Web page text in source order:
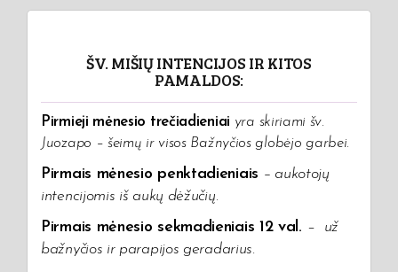
ŠV. MIŠIŲ INTENCIJOS IR KITOS
PAMALDOS:
Pirmieji mėnesio trečiadieniai yra skiriami šv.
Juozapo – šeimų ir visos Bažnyčios globėjo garbei.
Pirmais mėnesio penktadieniais – aukotojų
intencijomis iš aukų dėžučių.
Pirmais mėnesio sekmadieniais 12 val. –
už
bažnyčios ir parapijos geradarius.